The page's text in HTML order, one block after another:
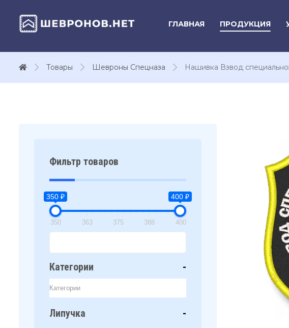
ГЛАВНАЯ ПРОДУКЦИЯ
Товары Шевроны Спецназа Нашивка Взвод
Фильтр товаров
350 ₽ 400 ₽
350 363 375 388 400
Категории -
Липучка -